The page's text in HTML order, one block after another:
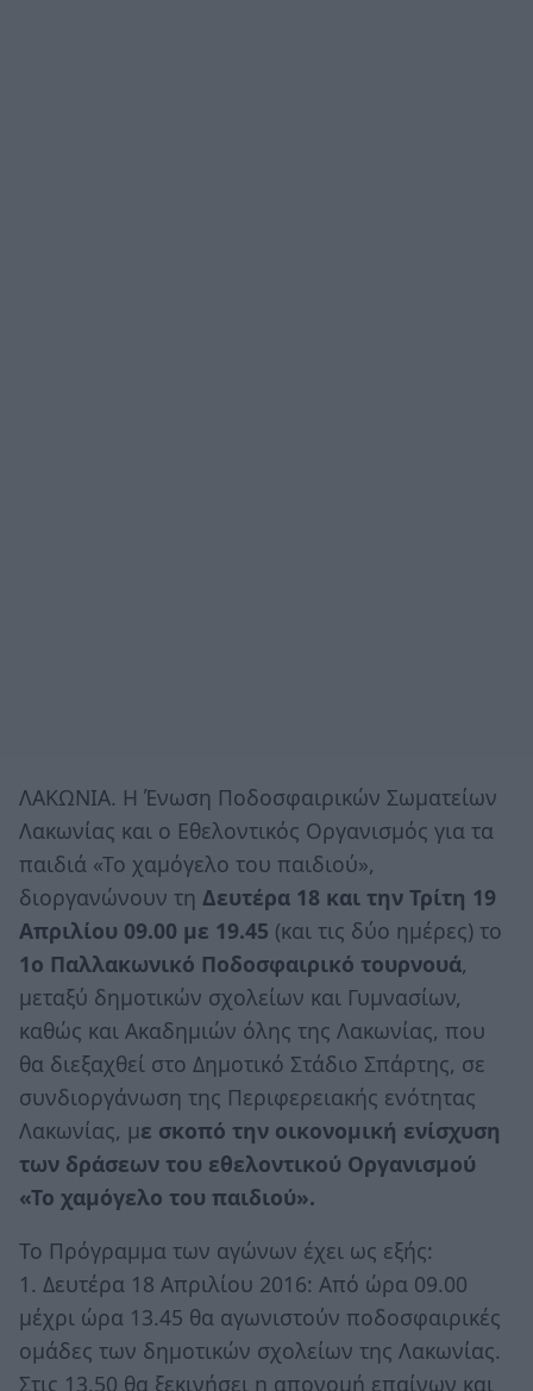
ΛΑΚΩΝΙΑ. Η Ένωση Ποδοσφαιρικών Σωματείων
Λακωνίας και ο Εθελοντικός Οργανισμός για τα
παιδιά «Το χαμόγελο του παιδιού»,
διοργανώνουν τη Δευτέρα 18 και την Τρίτη 19
Απριλίου 09.00 με 19.45 (και τις δύο ημέρες) το
1ο Παλλακωνικό Ποδοσφαιρικό τουρνουά,
μεταξύ δημοτικών σχολείων και Γυμνασίων,
καθώς και Ακαδημιών όλης της Λακωνίας, που
θα διεξαχθεί στο Δημοτικό Στάδιο Σπάρτης, σε
συνδιοργάνωση της Περιφερειακής ενότητας
Λακωνίας, με σκοπό την οικονομική ενίσχυση
των δράσεων του εθελοντικού Οργανισμού
«Το χαμόγελο του παιδιού».
Το Πρόγραμμα των αγώνων έχει ως εξής:
1. Δευτέρα 18 Απριλίου 2016: Από ώρα 09.00
μέχρι ώρα 13.45 θα αγωνιστούν ποδοσφαιρικές
ομάδες των δημοτικών σχολείων της Λακωνίας.
Στις 13.50 θα ξεκινήσει η απονομή επαίνων και